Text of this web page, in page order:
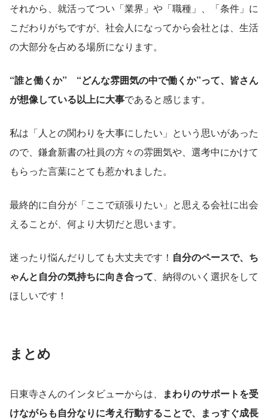
それから、就活ってつい「業界」や「職種」、「条件」に
こだわりがちですが、社会人になってから会社とは、生活
の大部分を占める場所になります。
“誰と働くか”　“どんな雰囲気の中で働くか”って、皆さん
が想像している以上に大事であると感じます。
私は「人との関わりを大事にしたい」という思いがあった
ので、鎌倉新書の社員の方々の雰囲気や、選考中にかけて
もらった言葉にとても惹かれました。
最終的に自分が「ここで頑張りたい」と思える会社に出会
えることが、何より大切だと思います。
迷ったり悩んだりしても大丈夫です！ 自分のペースで、ち
ゃんと自分の気持ちに向き合って、納得のいく選択をして
ほしいです！
まとめ
日東寺さんのインタビューからは、
まわりのサポートを受
けながらも自分なりに考え行動することで、まっすぐ成長